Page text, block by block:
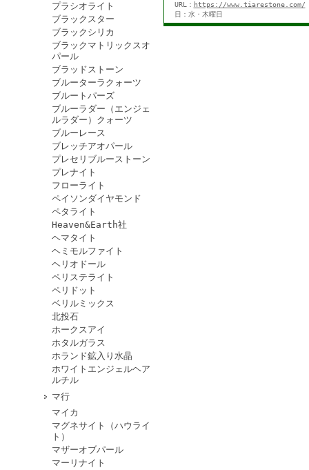
プラシオライト
ブラックスター
ブラックシリカ
ブラックマトリックスオ
パール
ブラッドストーン
ブルーターラクォーツ
ブルートパーズ
ブルーラダー（エンジェ
ルラダー）クォーツ
ブルーレース
ブレッチアオパール
プレセリブルーストーン
プレナイト
フローライト
ペイソンダイヤモンド
ペタライト
Heaven&Earth社
ヘマタイト
ヘミモルファイト
ヘリオドール
ペリステライト
ペリドット
ベリルミックス
北投石
ホークスアイ
ホタルガラス
ホランド鉱入り水晶
ホワイトエンジェルヘア
ルチル
マ行
マイカ
マグネサイト（ハウライ
ト）
マザーオブパール
マーリナイト
URL： https://www.tiarestone.com/
日：水・木曜日